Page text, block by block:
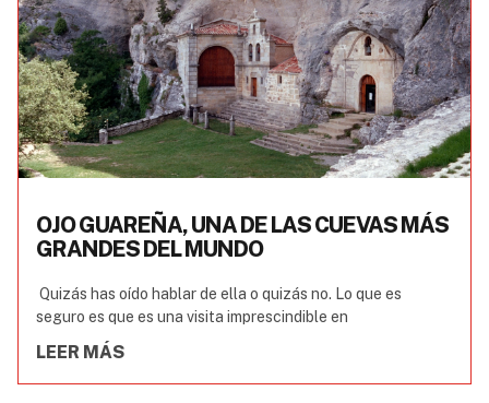
OJO GUAREÑA, UNA DE LAS CUEVAS MÁS
GRANDES DEL MUNDO
Quizás has oído hablar de ella o quizás no. Lo que es
seguro es que es una visita imprescindible en
LEER MÁS